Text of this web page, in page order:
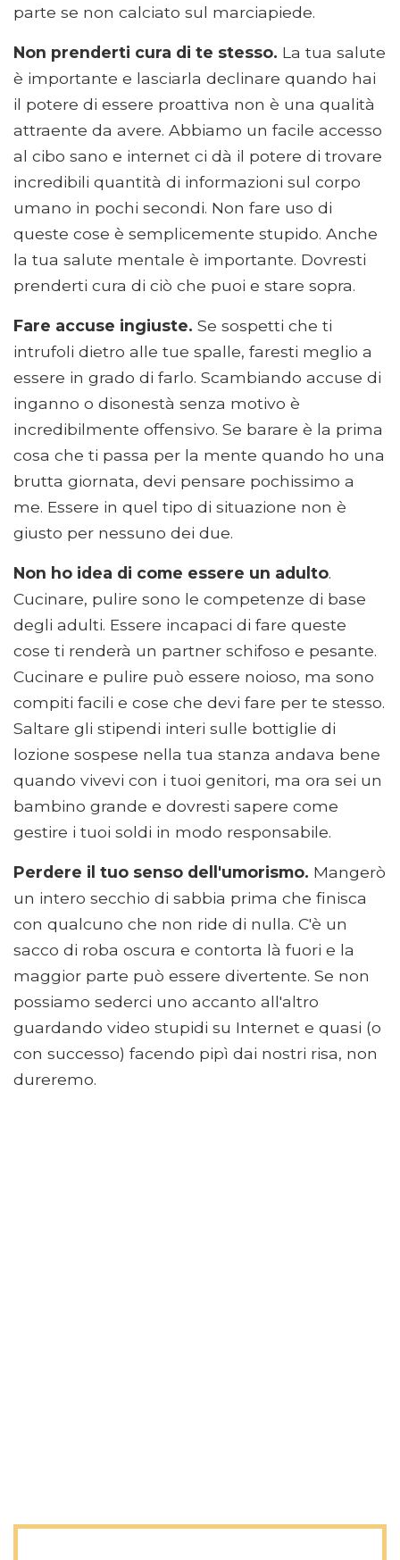
parte se non calciato sul marciapiede.
Non prenderti cura di te stesso. La tua salute
è importante e lasciarla declinare quando hai
il potere di essere proattiva non è una qualità
attraente da avere. Abbiamo un facile accesso
al cibo sano e internet ci dà il potere di trovare
incredibili quantità di informazioni sul corpo
umano in pochi secondi. Non fare uso di
queste cose è semplicemente stupido. Anche
la tua salute mentale è importante. Dovresti
prenderti cura di ciò che puoi e stare sopra.
Fare accuse ingiuste. Se sospetti che ti
intrufoli dietro alle tue spalle, faresti meglio a
essere in grado di farlo. Scambiando accuse di
inganno o disonestà senza motivo è
incredibilmente offensivo. Se barare è la prima
cosa che ti passa per la mente quando ho una
brutta giornata, devi pensare pochissimo a
me. Essere in quel tipo di situazione non è
giusto per nessuno dei due.
Non ho idea di come essere un adulto.
Cucinare, pulire sono le competenze di base
degli adulti. Essere incapaci di fare queste
cose ti renderà un partner schifoso e pesante.
Cucinare e pulire può essere noioso, ma sono
compiti facili e cose che devi fare per te stesso.
Saltare gli stipendi interi sulle bottiglie di
lozione sospese nella tua stanza andava bene
quando vivevi con i tuoi genitori, ma ora sei un
bambino grande e dovresti sapere come
gestire i tuoi soldi in modo responsabile.
Perdere il tuo senso dell'umorismo. Mangerò
un intero secchio di sabbia prima che finisca
con qualcuno che non ride di nulla. C'è un
sacco di roba oscura e contorta là fuori e la
maggior parte può essere divertente. Se non
possiamo sederci uno accanto all'altro
guardando video stupidi su Internet e quasi (o
con successo) facendo pipì dai nostri risa, non
dureremo.